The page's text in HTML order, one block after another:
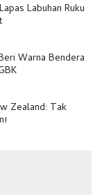
Labuhan Ruku
Warna Bendera
Zealand: Tak